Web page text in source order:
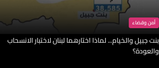
أمن وقضاء
بنت جبيل والخيام... لماذا اختارهما لبنان لاختبار الانسحاب
والعودة؟